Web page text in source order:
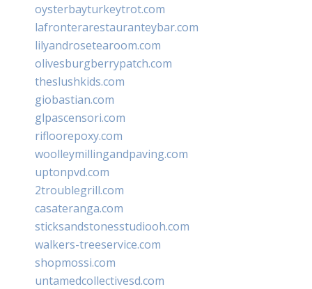
oysterbayturkeytrot.com
lafronterarestauranteybar.com
lilyandrosetearoom.com
olivesburgberrypatch.com
theslushkids.com
giobastian.com
glpascensori.com
rifloorepoxy.com
woolleymillingandpaving.com
uptonpvd.com
2troublegrill.com
casateranga.com
sticksandstonesstudiooh.com
walkers-treeservice.com
shopmossi.com
untamedcollectivesd.com